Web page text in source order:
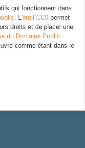
qui fonctionnent dans
. L'outil CC0 permet
droits et de placer une
du Domaine Public
comme étant dans le